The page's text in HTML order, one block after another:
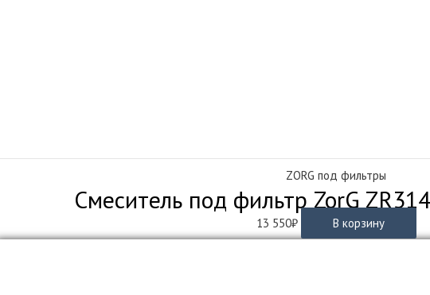
ZORG под фильтры
Смеситель под фильтр ZorG
13 550₽ В корзину